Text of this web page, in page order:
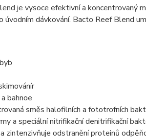
je vysoce efektivní a koncentrovaný
dávkování. Bacto Reef Blend
bahnoe
směs halofilních a fototrofních
a speciální nitrifikační denitrifikační
zintenzivňuje odstranění proteinů